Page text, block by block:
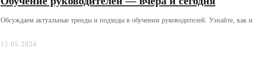
Обсуждаем актуальные тренды и подходы в обучении руководителей. Узнайте, как
15.05.2024